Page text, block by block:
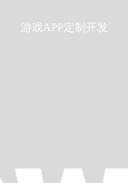
游戏APP定制开发